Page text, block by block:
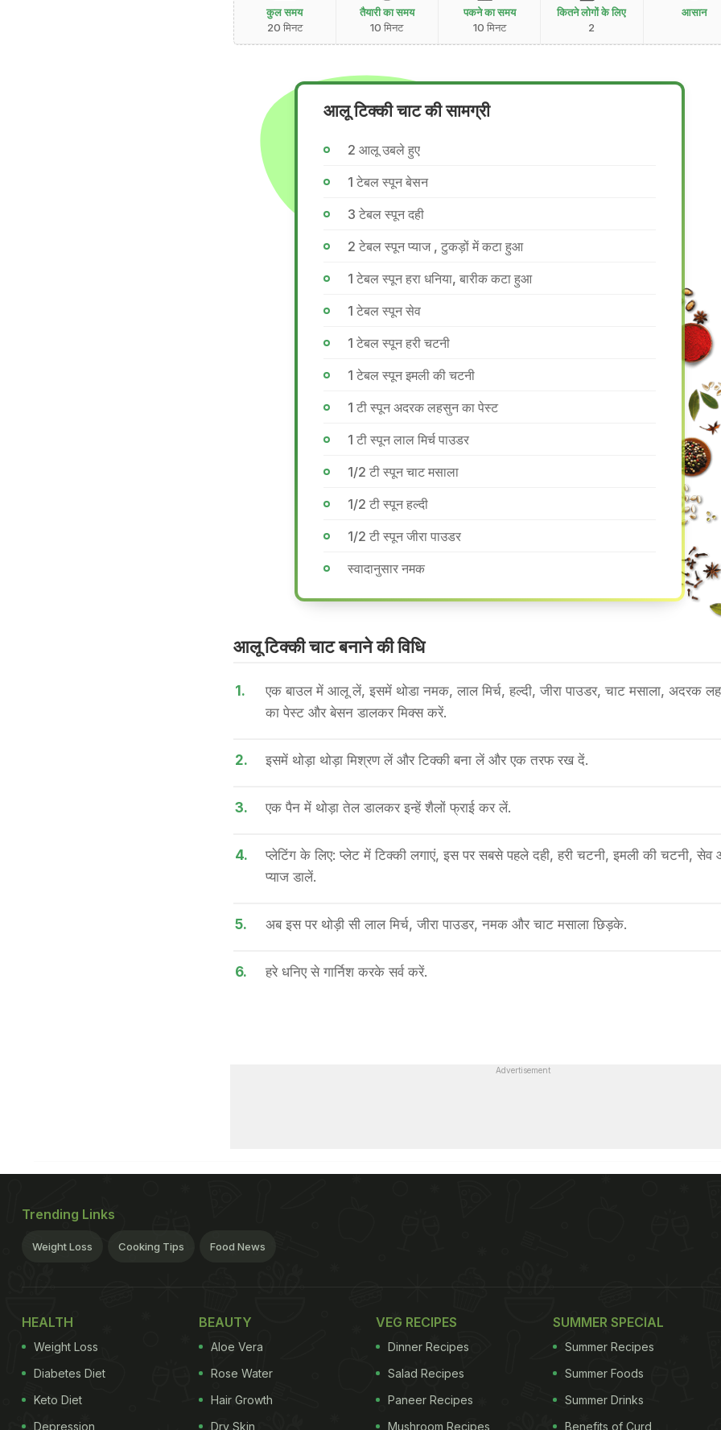
कुल समय
20 मिनट
तैयारी का समय
10 मिनट
पकने का समय
10 मिनट
कितने लोगों के लिए
2
आसान
आलू टिक्की चाट की सामग्री
2 आलू उबले हुए
1 टेबल स्पून बेसन
3 टेबल स्पून दही
2 टेबल स्पून प्याज , टुकड़ों में कटा हुआ
1 टेबल स्पून हरा धनिया, बारीक कटा हुआ
1 टेबल स्पून सेव
1 टेबल स्पून हरी चटनी
1 टेबल स्पून इमली की चटनी
1 टी स्पून अदरक लहसुन का पेस्ट
1 टी स्पून लाल मिर्च पाउडर
1/2 टी स्पून चाट मसाला
1/2 टी स्पून हल्दी
1/2 टी स्पून जीरा पाउडर
स्वादानुसार नमक
आलू टिक्की चाट बनाने की वि​धि
1.
एक बाउल में आलू लें, इसमें थोडा नमक, लाल मिर्च, हल्दी, जीरा पाउडर, चाट मसाला, अदरक
का पेस्ट और बेसन डालकर मिक्स करें.
2. इसमें थोड़ा थोड़ा मिश्रण लें और टिक्की बना लें और एक तरफ रख दें.
3. एक पैन में थोड़ा तेल डालकर इन्हें शैलों फ्राई कर लें.
4.
प्लेटिंग के लिए: प्लेट में टिक्की लगाएं, इस पर सबसे पहले दही, हरी चटनी, इमली की चटनी, सेव
प्याज डालें.
5. अब इस पर थोड़ी सी लाल मिर्च, जीरा पाउडर, नमक और चाट मसाला छिड़के.
6. हरे धनिए से गार्निश करके सर्व करें.
Advertisement
Trending Links
Weight Loss Cooking Tips Food News
HEALTH
Weight Loss
Diabetes Diet
Keto Diet
Depression
BEAUTY
Aloe Vera
Rose Water
Hair Growth
Dry Skin
VEG RECIPES
Dinner Recipes
Salad Recipes
Paneer Recipes
Mushroom Recipes
SUMMER SPECIAL
Summer Recipes
Summer Foods
Summer Drinks
Benefits of Curd